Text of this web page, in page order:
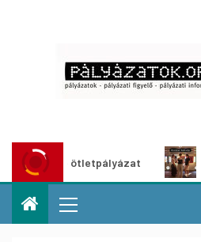
ötletpályázat Alkotói